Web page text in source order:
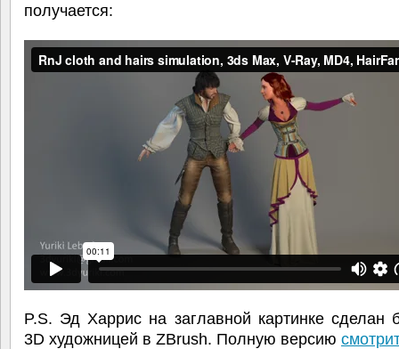
получается:
P.S. Эд Харрис на заглавной картинке сделан
3D художницей в ZBrush. Полную версию